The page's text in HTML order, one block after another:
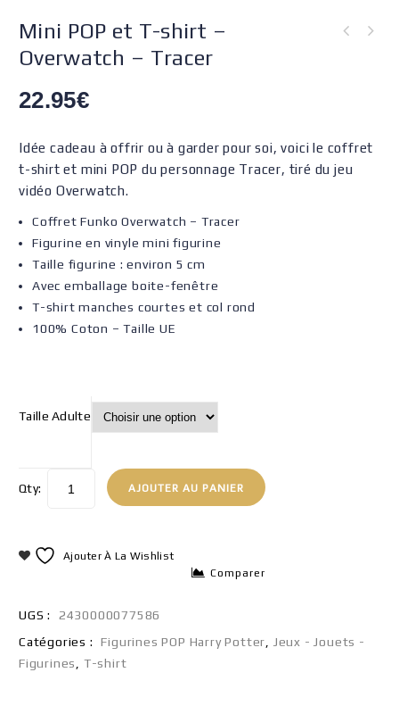
Mini POP et T-shirt –
Overwatch – Tracer
22.95€
Idée cadeau à offrir ou à garder pour soi, voici le coffret
t-shirt et mini POP du personnage Tracer, tiré du jeu
vidéo Overwatch.
Coffret Funko Overwatch – Tracer
Figurine en vinyle mini figurine
Taille figurine : environ 5 cm
Avec emballage boite-fenêtre
T-shirt manches courtes et col rond
100% Coton – Taille UE
Taille Adulte
Qty: AJOUTER AU PANIER
Ajouter À La Wishlist
Comparer
UGS :
2430000077586
Catégories :
Figurines POP Harry Potter
Jeux - Jouets -
Figurines
T-shirt